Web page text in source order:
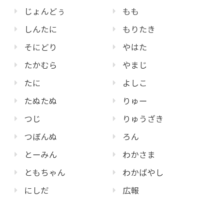
じょんどぅ
しんたに
そにどり
たかむら
たに
たぬたぬ
つじ
つぼんぬ
とーみん
ともちゃん
にしだ
もも
もりたき
やはた
やまじ
よしこ
りゅー
りゅうざき
ろん
わかさま
わかばやし
広報